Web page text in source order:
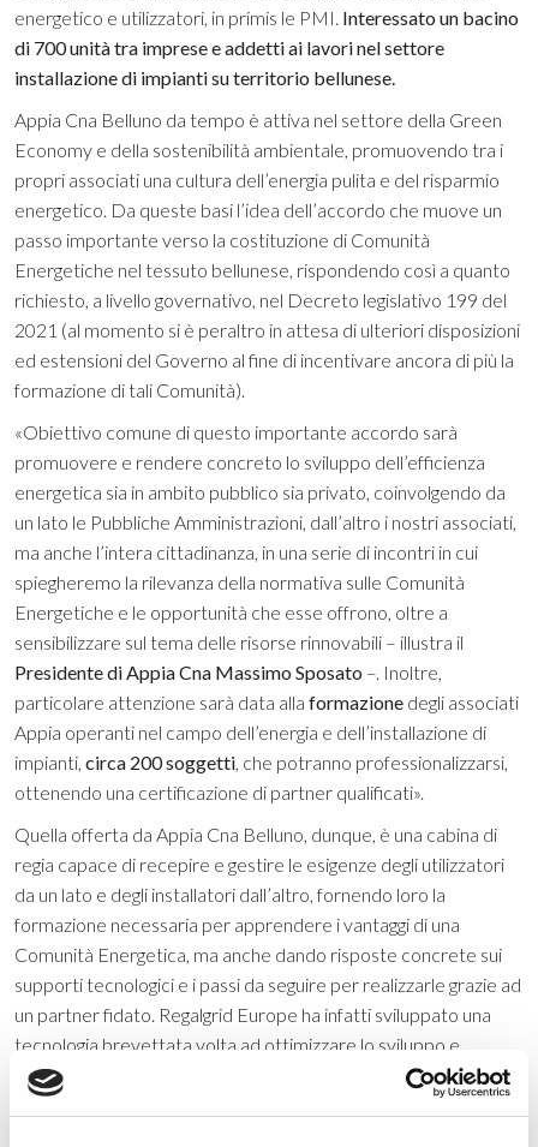
energetico e utilizzatori, in primis le PMI. Interessato un bacino
di 700 unità tra imprese e addetti ai lavori nel settore
installazione di impianti su territorio bellunese.
Appia Cna Belluno da tempo è attiva nel settore della Green
Economy e della sostenibilità ambientale, promuovendo tra i
propri associati una cultura dell’energia pulita e del risparmio
energetico. Da queste basi l’idea dell’accordo che muove un
passo importante verso la costituzione di Comunità
Energetiche nel tessuto bellunese, rispondendo così a quanto
richiesto, a livello governativo, nel Decreto legislativo 199 del
2021 (al momento si è peraltro in attesa di ulteriori disposizioni
ed estensioni del Governo al fine di incentivare ancora di più la
formazione di tali Comunità).
«Obiettivo comune di questo importante accordo sarà
promuovere e rendere concreto lo sviluppo dell’efficienza
energetica sia in ambito pubblico sia privato, coinvolgendo da
un lato le Pubbliche Amministrazioni, dall’altro i nostri associati,
ma anche l’intera cittadinanza, in una serie di incontri in cui
spiegheremo la rilevanza della normativa sulle Comunità
Energetiche e le opportunità che esse offrono, oltre a
sensibilizzare sul tema delle risorse rinnovabili – illustra il
Presidente di Appia Cna Massimo Sposato –. Inoltre,
particolare attenzione sarà data alla formazione degli associati
Appia operanti nel campo dell’energia e dell’installazione di
impianti, circa 200 soggetti, che potranno professionalizzarsi,
ottenendo una certificazione di partner qualificati».
Quella offerta da Appia Cna Belluno, dunque, è una cabina di
regia capace di recepire e gestire le esigenze degli utilizzatori
da un lato e degli installatori dall’altro, fornendo loro la
formazione necessaria per apprendere i vantaggi di una
Comunità Energetica, ma anche dando risposte concrete sui
supporti tecnologici e i passi da seguire per realizzarle grazie ad
un partner fidato. Regalgrid Europe ha infatti sviluppato una
tecnologia brevettata volta ad ottimizzare lo sviluppo e
l’ottimizzazione delle Comunità Energetiche, grazie a strumenti,
portali e app, capaci di far comprendere e analizzare il proprio